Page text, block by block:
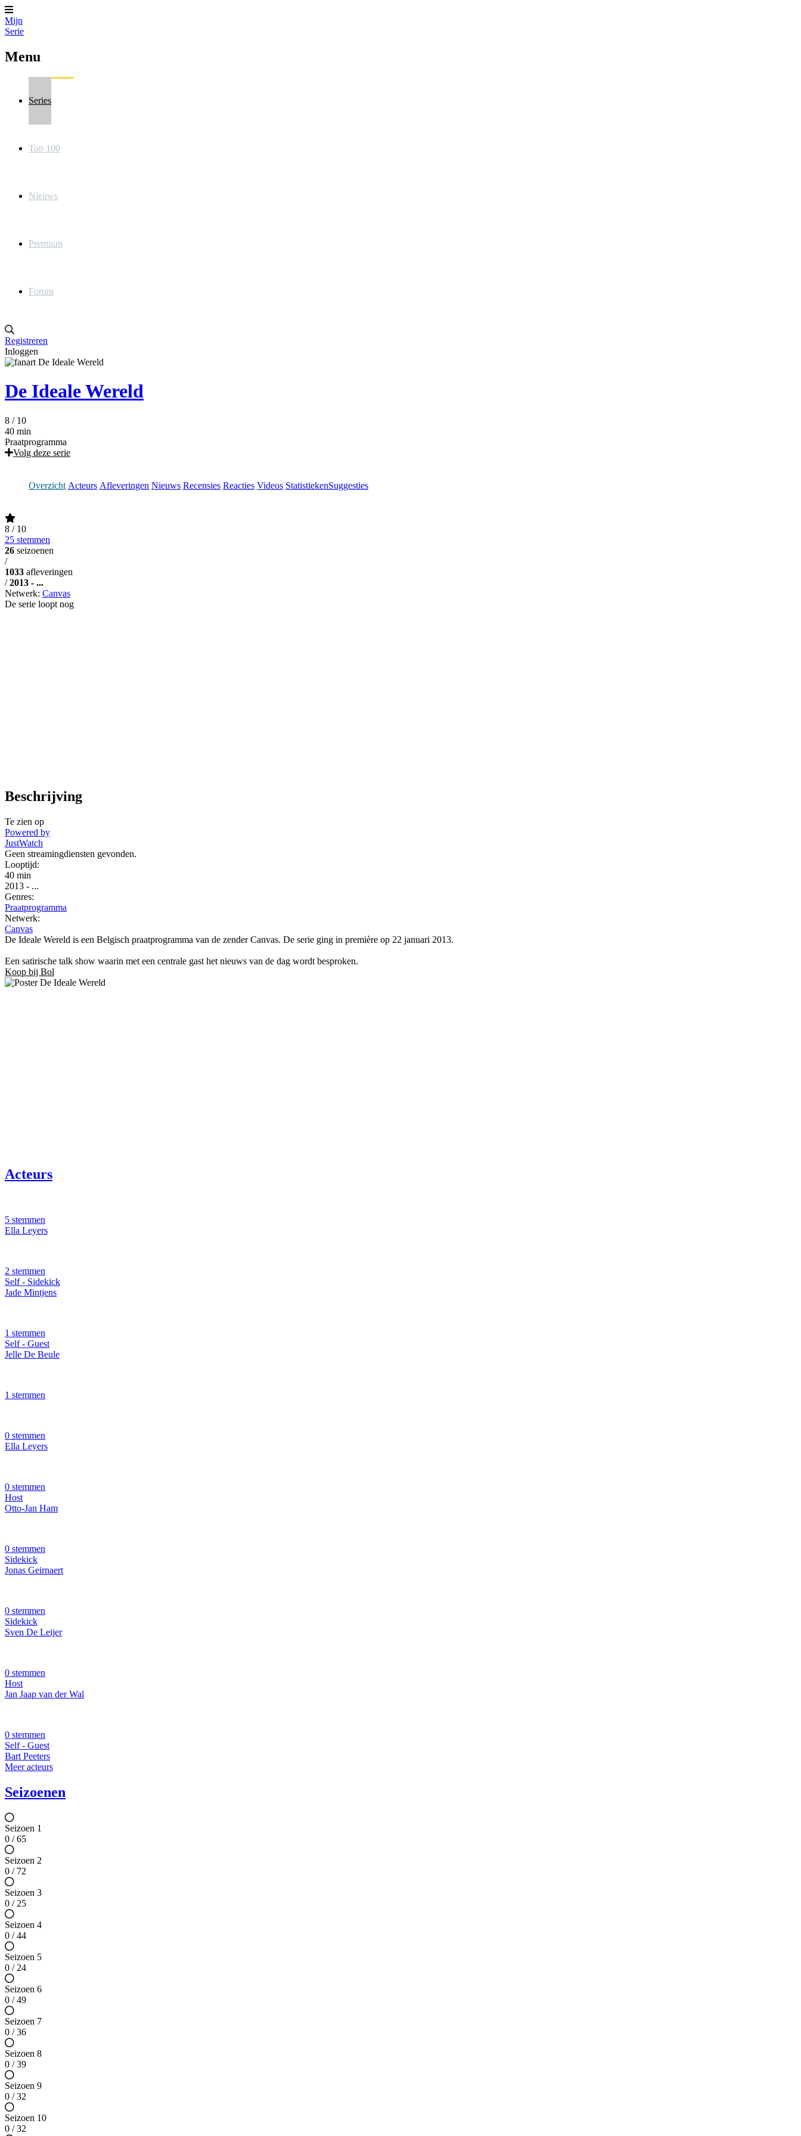
Mijn
Serie
Menu
Series
Top 100
Nieuws
Premium
Forum
Registreren
Inloggen
De Ideale Wereld
8 / 10
40 min
Praatprogramma
Volg deze serie
Overzicht Acteurs Afleveringen Nieuws Recensies Reacties Videos StatistiekenSuggesties
8 / 10
25 stemmen
26 seizoenen
/
1033 afleveringen
/ 2013 - ...
Netwerk: Canvas
De serie loopt nog
Beschrijving
Te zien op
Powered by
JustWatch
Geen streamingdiensten gevonden.
Looptijd:
40 min
2013 - ...
Genres:
Praatprogramma
Netwerk:
Canvas
De Ideale Wereld is een Belgisch praatprogramma van de zender Canvas. De serie ging in première op 22 januari 2013.
Een satirische talk show waarin met een centrale gast het nieuws van de dag wordt besproken.
Koop bij Bol
Acteurs
5 stemmen
Ella Leyers
2 stemmen
Self - Sidekick
Jade Mintjens
1 stemmen
Self - Guest
Jelle De Beule
1 stemmen
0 stemmen
Ella Leyers
0 stemmen
Host
Otto-Jan Ham
0 stemmen
Sidekick
Jonas Geirnaert
0 stemmen
Sidekick
Sven De Leijer
0 stemmen
Host
Jan Jaap van der Wal
0 stemmen
Self - Guest
Bart Peeters
Meer acteurs
Seizoenen
Seizoen 1
0 / 65
Seizoen 2
0 / 72
Seizoen 3
0 / 25
Seizoen 4
0 / 44
Seizoen 5
0 / 24
Seizoen 6
0 / 49
Seizoen 7
0 / 36
Seizoen 8
0 / 39
Seizoen 9
0 / 32
Seizoen 10
0 / 32